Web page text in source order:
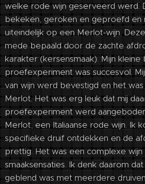
welke rode wijn geserveerd werd.
bekeken, geroken en geproefd en
uiteindelijk op een Merlot-wijn.
mede bepaald door de zachte
karakter (kersensmaak). Mijn kleine
proefexperiment was succesvol.
van wijn werd bevestigd en het
Merlot. Het was erg leuk dat mij
proefexperiment werd
Merlot, een Italiaanse rode wijn. Ik
specifieke druif ontdekken en de
prettig. Het was een complexe
smaaksensaties. Ik denk daarom
geblend was met meerdere